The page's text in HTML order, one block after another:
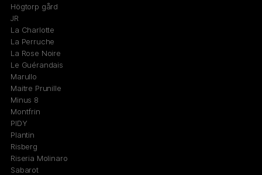
Högtorp gård
JR
La Charlotte
La Perruche
La Rose Noire
Le Guérandais
Marullo
Maitre Prunille
Minus 8
Montfrin
PIDY
Plantin
Risberg
Riseria Molinaro
Sabarot